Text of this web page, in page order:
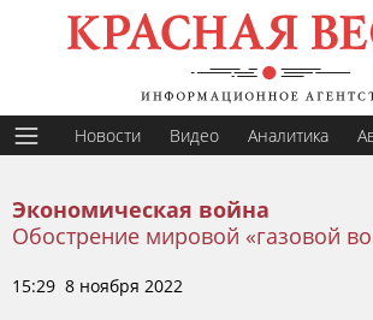
Новости Видео Аналитика
Экономическая война
Обострение мировой «газовой
15:29 8 ноября 2022